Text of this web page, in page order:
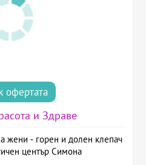
офертата
и Здраве
жени - горен и долен клепач
център Симона